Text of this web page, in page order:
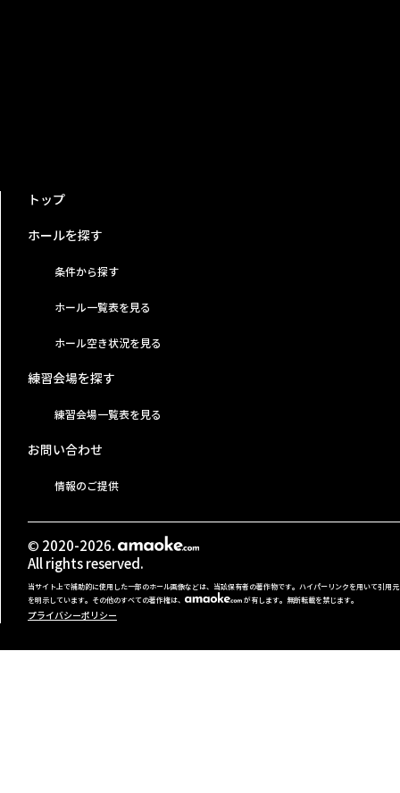
トップ
ホールを探す
条件から探す
ホール一覧表を見る
ホール空き状況を見る
練習会場を探す
練習会場一覧表を見る
お問い合わせ
情報のご提供
© 2020-2026.
All rights reserved.
当サイト上で補助的に使用した一部のホール画像などは、当該保有者の著作物です。ハイパーリンクを用いて引用元
を明示しています。その他のすべての著作権は、
が有します。無断転載を禁じます。
プライバシーポリシー